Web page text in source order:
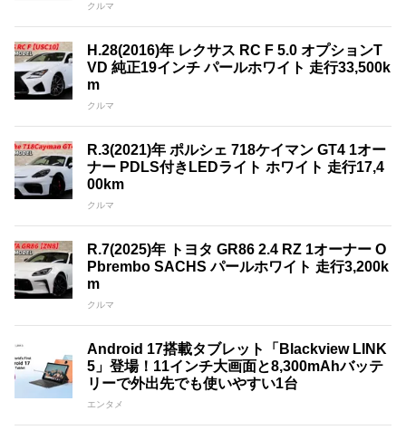
クルマ
H.28(2016)年 レクサス RC F 5.0 オプションT
VD 純正19インチ パールホワイト 走行33,500k
m
クルマ
R.3(2021)年 ポルシェ 718ケイマン GT4 1オー
ナー PDLS付きLEDライト ホワイト 走行17,4
00km
クルマ
R.7(2025)年 トヨタ GR86 2.4 RZ 1オーナー O
Pbrembo SACHS パールホワイト 走行3,200k
m
クルマ
Android 17搭載タブレット「Blackview LINK
5」登場！11インチ大画面と8,300mAhバッテ
リーで外出先でも使いやすい1台
エンタメ